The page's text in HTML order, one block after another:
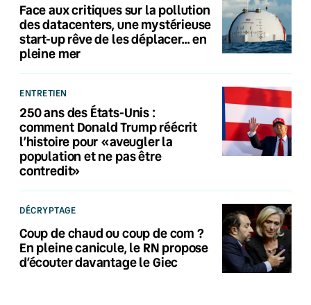
Face aux critiques sur la pollution
des datacenters, une mystérieuse
start-up rêve de les déplacer… en
pleine mer
ENTRETIEN
250 ans des États-Unis :
comment Donald Trump réécrit
l’histoire pour «aveugler la
population et ne pas être
contredit»
DÉCRYPTAGE
Coup de chaud ou coup de com ?
En pleine canicule, le RN propose
d’écouter davantage le Giec